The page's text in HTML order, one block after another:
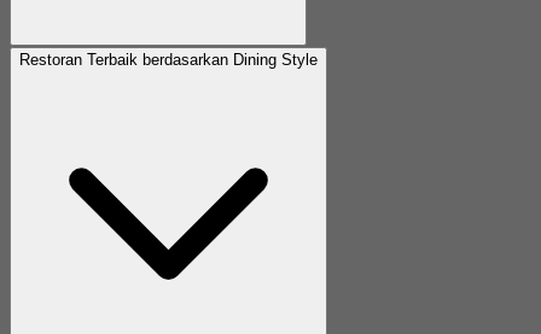
Restoran Terbaik berdasarkan Dining Style